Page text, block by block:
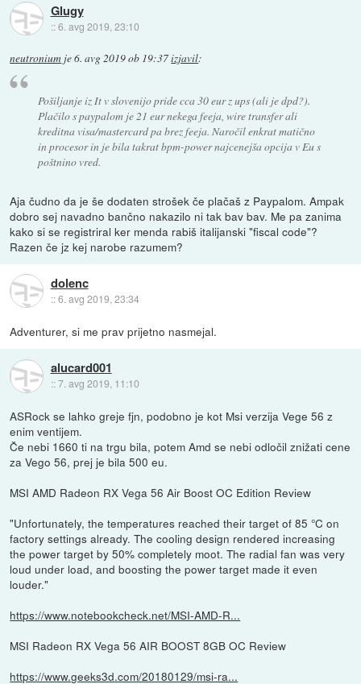
Glugy
::6. avg 2019, 23:10
neutronium je6. avg 2019 ob 19:37izjavil:
Pošiljanje iz It v slovenijo pride cca 30 eur z ups (ali je dpd?).
Plačilo s paypalom je 21 eur nekega feeja, wire transfer ali
kreditna visa/mastercard pa brez feeja. Naročil enkrat matično
in procesor in je bila takrat bpm-power najcenejša opcija v Eu s
poštnino vred.
Aja čudno da je še dodaten strošek če plačaš z Paypalom. Ampak
dobro sej navadno bančno nakazilo ni tak bav bav. Me pa zanima
kako si se registriral ker menda rabiš italijanski "fiscal code"?
Razen če jz kej narobe razumem?
dolenc
::6. avg 2019, 23:34
Adventurer, si me prav prijetno nasmejal.
alucard001
::7. avg 2019, 11:10
ASRock se lahko greje fjn, podobno je kot Msi verzija Vege 56 z
enim ventijem.
Če nebi 1660 ti na trgu bila, potem Amd se nebi odločil znižati cene
za Vego 56, prej je bila 500 eu.
MSI AMD Radeon RX Vega 56 Air Boost OC Edition Review
"Unfortunately, the temperatures reached their target of 85 °C on
factory settings already. The cooling design rendered increasing
the power target by 50% completely moot. The radial fan was very
loud under load, and boosting the power target made it even
louder."
https://www.notebookcheck.net/MSI-AMD-R...
MSI Radeon RX Vega 56 AIR BOOST 8GB OC Review
https://www.geeks3d.com/20180129/msi-ra...